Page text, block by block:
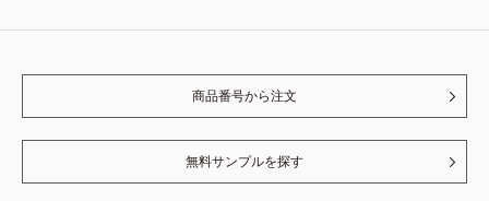
商品番号から注文
無料サンプルを探す